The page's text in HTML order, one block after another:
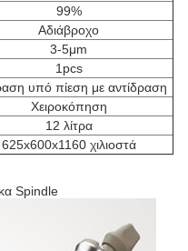
99%
Αδιάβροχο
3-5μm
1pcs
υπό πίεση με αντίδραση
Χειροκόπηση
12 λίτρα
625x600x1160 χιλιοστά
Spindle